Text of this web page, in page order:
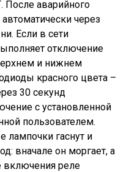
После аварийного
через
Если в сети
отключение
и нижнем
красного цвета –
30 секунд
с установленной
пользователем.
лампочки гаснут и
вначале он моргает, а
включения реле